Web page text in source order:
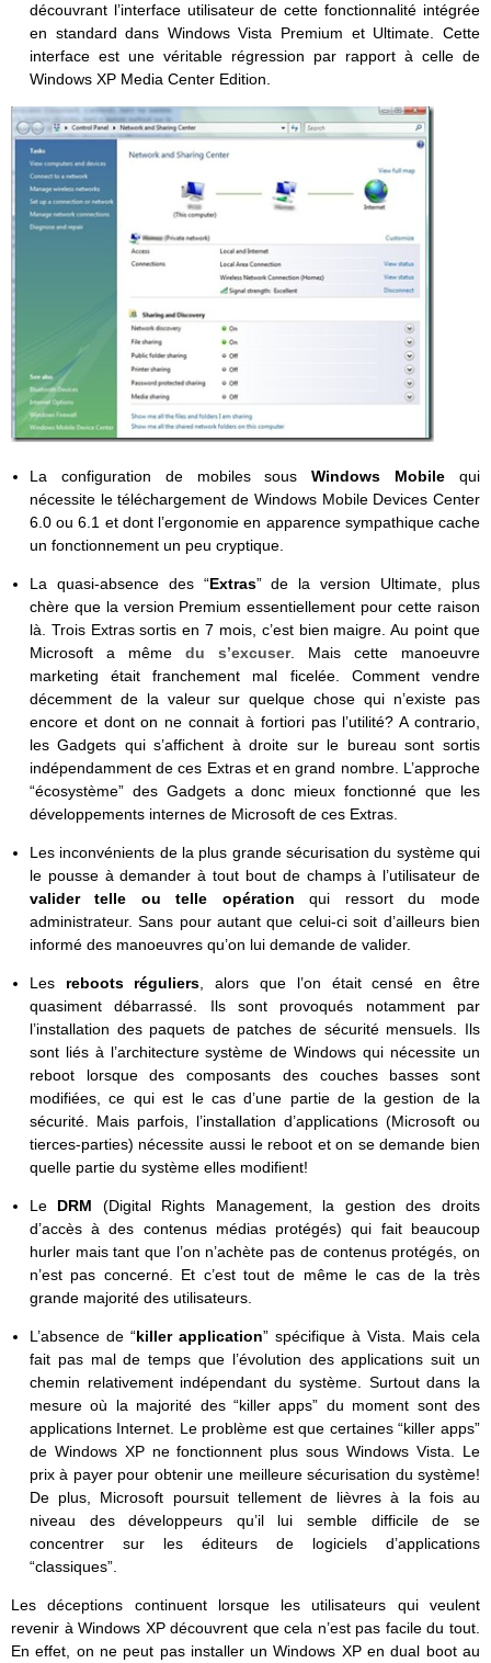
découvrant l’interface utilisateur de cette fonctionnalité intégrée
en standard dans Windows Vista Premium et Ultimate. Cette
interface est une véritable régression par rapport à celle de
Windows XP Media Center Edition.
La configuration de mobiles sousWindows Mobilequi
nécessite le téléchargement de Windows Mobile Devices Center
6.0 ou 6.1 et dont l’ergonomie en apparence sympathique cache
un fonctionnement un peu cryptique.
La quasi-absence des “Extras” de la version Ultimate, plus
chère que la version Premium essentiellement pour cette raison
là. Trois Extras sortis en 7 mois, c’est bien maigre. Au point que
Microsoft a même du s’excuser. Mais cette manoeuvre
marketing était franchement mal ficelée. Comment vendre
décemment de la valeur sur quelque chose qui n’existe pas
encore et dont on ne connait à fortiori pas l’utilité? A contrario,
les Gadgets qui s’affichent à droite sur le bureau sont sortis
indépendamment de ces Extras et en grand nombre. L’approche
“écosystème” des Gadgets a donc mieux fonctionné que les
développements internes de Microsoft de ces Extras.
Les inconvénients de la plus grande sécurisation du système qui
le pousse à demander à tout bout de champs à l’utilisateur de
valider telle ou telle opérationqui ressort du mode
administrateur. Sans pour autant que celui-ci soit d’ailleurs bien
informé des manoeuvres qu’on lui demande de valider.
Les reboots réguliers , alors que l’on était censé en être
quasiment débarrassé. Ils sont provoqués notamment par
l’installation des paquets de patches de sécurité mensuels. Ils
sont liés à l’architecture système de Windows qui nécessite un
reboot lorsque des composants des couches basses sont
modifiées, ce qui est le cas d’une partie de la gestion de la
sécurité. Mais parfois, l’installation d’applications (Microsoft ou
tierces-parties) nécessite aussi le reboot et on se demande bien
quelle partie du système elles modifient!
Le DRM (Digital Rights Management, la gestion des droits
d’accès à des contenus médias protégés) qui fait beaucoup
hurler mais tant que l’on n’achète pas de contenus protégés, on
n’est pas concerné. Et c’est tout de même le cas de la très
grande majorité des utilisateurs.
L’absence de “killer application” spécifique à Vista. Mais cela
fait pas mal de temps que l’évolution des applications suit un
chemin relativement indépendant du système. Surtout dans la
mesure où la majorité des “killer apps” du moment sont des
applications Internet. Le problème est que certaines “killer apps”
de Windows XP ne fonctionnent plus sous Windows Vista. Le
prix à payer pour obtenir une meilleure sécurisation du système!
De plus, Microsoft poursuit tellement de lièvres à la fois au
niveau des développeurs qu’il lui semble difficile de se
concentrer sur les éditeurs de logiciels d’applications
“classiques”.
Les déceptions continuent lorsque les utilisateurs qui veulent
revenir à Windows XP découvrent que cela n’est pas facile du tout.
En effet, on ne peut pas installer un Windows XP en dual boot au